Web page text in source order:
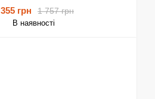
1 757 грн
грн
В наявності